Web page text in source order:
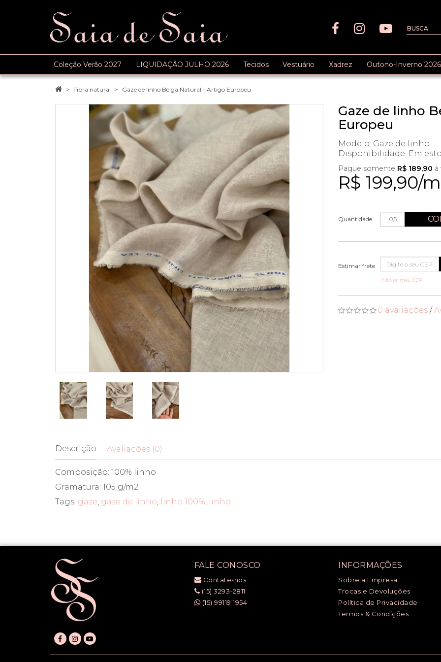
Coleção Verão 2027 LIQUIDAÇÃO JULHO 2026 Tecidos Vestuário Xadrez Outono-Inverno 2026
Fibra natural Gaze de linho Belga Natural - Artigo Europeu
Gaze de linho
Europeu
Modelo: Gaze de linho
Disponibilidade: Em
R$ 199,90/m
Pague somente R$ 189,90 à
Quantidade
Não sei meu CEP
0 avaliações /
Descrição Avaliações (0)
Composição: 100% linho
Gramatura: 105 g/m2
Tags: gaze, gaze de linho, linho 100%, linho
FALE CONOSCO
Contate-nos
(15) 3293-2811
(15) 99119 1954
INFORMAÇÕES
Sobre a Empresa
Trocas e Devoluções
Política de Privacidade
Termos & Condições